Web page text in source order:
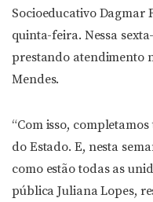
Socioeducativo Dagmar
quinta-feira. Nessa
prestando atendimento
Mendes.
“Com isso,
do Estado. E, nesta
como estão todas as
pública Juliana Lopes,